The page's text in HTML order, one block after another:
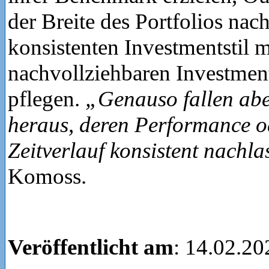
der Breite des Portfolios
konsistenten Investmentstil
nachvollziehbaren
pflegen. „Genauso fallen
heraus, deren Performance
Zeitverlauf konsistent
Komoss.
Veröffentlicht am: